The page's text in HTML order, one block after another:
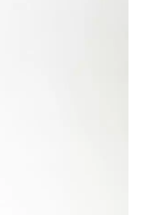
doch eine Zeit
um dieses Ziel zu
in
der Heimat von